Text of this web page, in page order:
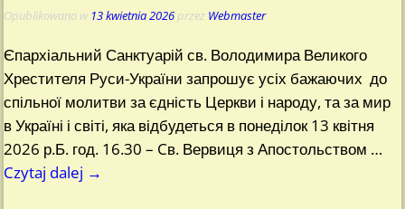
Opublikowano w 13 kwietnia 2026 przez Webmaster
Єпархіальний Санктуарій св. Володимира Великого
Хрестителя Руси-України запрошує усіх бажаючих до
спільної молитви за єдність Церкви і народу, та за мир
в Україні і світі, яка відбудеться в понеділок 13 квітня
2026 р.Б. год. 16.30 – Cв. Вервиця з Апостольством …
Czytaj dalej →